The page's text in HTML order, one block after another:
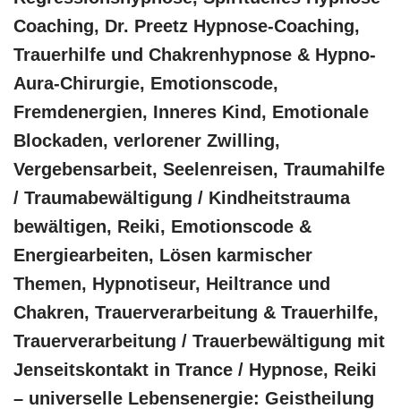
Coaching, Dr. Preetz Hypnose-Coaching,
Trauerhilfe und Chakrenhypnose & Hypno-
Aura-Chirurgie, Emotionscode,
Fremdenergien, Inneres Kind, Emotionale
Blockaden, verlorener Zwilling,
Vergebensarbeit, Seelenreisen, Traumahilfe
/ Traumabewältigung / Kindheitstrauma
bewältigen, Reiki, Emotionscode &
Energiearbeiten, Lösen karmischer
Themen, Hypnotiseur, Heiltrance und
Chakren, Trauerverarbeitung & Trauerhilfe,
Trauerverarbeitung / Trauerbewältigung mit
Jenseitskontakt in Trance / Hypnose, Reiki
– universelle Lebensenergie: Geistheilung